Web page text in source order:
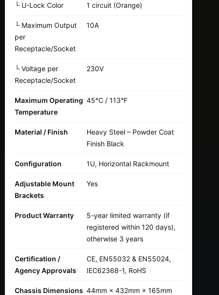
└ U-Lock Color 1 circuit (Orange)
└ Maximum Output
per
Receptacle/Socket
10A
└ Voltage per
Receptacle/Socket
230V
Maximum Operating
Temperature
45℃ / 113°F
Material / Finish
Heavy Steel – Powder Coat
Finish Black
Configuration 1U, Horizontal Rackmount
Adjustable Mount
Brackets
Yes
Product Warranty
5-year limited warranty (if
registered within 120 days),
otherwise 3 years
Certification /
Agency Approvals
CE, EN55032 & EN55024,
IEC62368-1, RoHS
Chassis Dimensions 44mm × 432mm × 165mm